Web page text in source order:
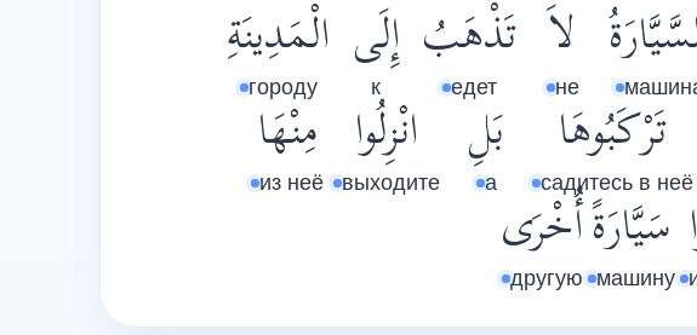
لاَ
не
تَذْهَبُ
едет
إِلَى
к
الْمَدِينَةِ
городу
تَرْكَبُوهَا
садитесь в неё
بَلِ
а
انْزِلُوا
выходите
مِنْهَا
из неё
سَيَّارَةً
машину
أُخْرَى
другую